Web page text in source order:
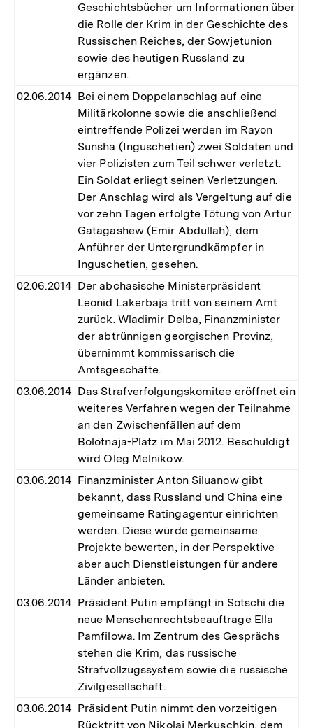
Geschichtsbücher um Informationen über
die Rolle der Krim in der Geschichte des
Russischen Reiches, der Sowjetunion
sowie des heutigen Russland zu
ergänzen.
02.06.2014 Bei einem Doppelanschlag auf eine
Militärkolonne sowie die anschließend
eintreffende Polizei werden im Rayon
Sunsha (Inguschetien) zwei Soldaten und
vier Polizisten zum Teil schwer verletzt.
Ein Soldat erliegt seinen Verletzungen.
Der Anschlag wird als Vergeltung auf die
vor zehn Tagen erfolgte Tötung von Artur
Gatagashew (Emir Abdullah), dem
Anführer der Untergrundkämpfer in
Inguschetien, gesehen.
02.06.2014 Der abchasische Ministerpräsident
Leonid Lakerbaja tritt von seinem Amt
zurück. Wladimir Delba, Finanzminister
der abtrünnigen georgischen Provinz,
übernimmt kommissarisch die
Amtsgeschäfte.
03.06.2014 Das Strafverfolgungskomitee eröffnet ein
weiteres Verfahren wegen der Teilnahme
an den Zwischenfällen auf dem
Bolotnaja-Platz im Mai 2012. Beschuldigt
wird Oleg Melnikow.
03.06.2014 Finanzminister Anton Siluanow gibt
bekannt, dass Russland und China eine
gemeinsame Ratingagentur einrichten
werden. Diese würde gemeinsame
Projekte bewerten, in der Perspektive
aber auch Dienstleistungen für andere
Länder anbieten.
03.06.2014 Präsident Putin empfängt in Sotschi die
neue Menschenrechtsbeauftrage Ella
Pamfilowa. Im Zentrum des Gesprächs
stehen die Krim, das russische
Strafvollzugssystem sowie die russische
Zivilgesellschaft.
03.06.2014 Präsident Putin nimmt den vorzeitigen
Rücktritt von Nikolaj Merkuschkin, dem